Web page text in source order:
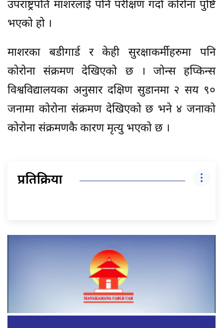
उपराष्ट्रपति माशरलाई पनि परीक्षण गर्दा कोरोना पुष्टि
भएको हो ।
माशरका बडीगार्ड र केही सुरक्षाकर्मीहरुमा पनि
कोरोना संक्रमण देखिएको छ । जोन्स हप्किन्स
विश्वविद्यालयका अनुसार दक्षिण सुडानमा २ सय ९०
जनामा कोरोना संक्रमण देखिएको छ भने ४ जनाको
कोरोना संक्रमणकै कारण मृत्यु भएको छ ।
प्रतिक्रिया